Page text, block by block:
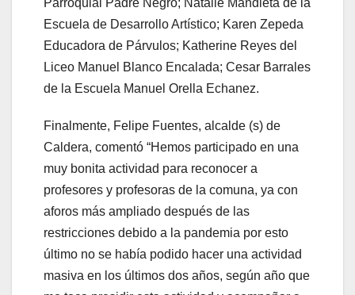
Parroquial Padre Negro; Natalie Mandieta de la
Escuela de Desarrollo Artístico; Karen Zepeda
Educadora de Párvulos; Katherine Reyes del
Liceo Manuel Blanco Encalada; Cesar Barrales
de la Escuela Manuel Orella Echanez.
Finalmente, Felipe Fuentes, alcalde (s) de
Caldera, comentó “Hemos participado en una
muy bonita actividad para reconocer a
profesores y profesoras de la comuna, ya con
aforos más ampliado después de las
restricciones debido a la pandemia por esto
último no se había podido hacer una actividad
masiva en los últimos dos años, según año que